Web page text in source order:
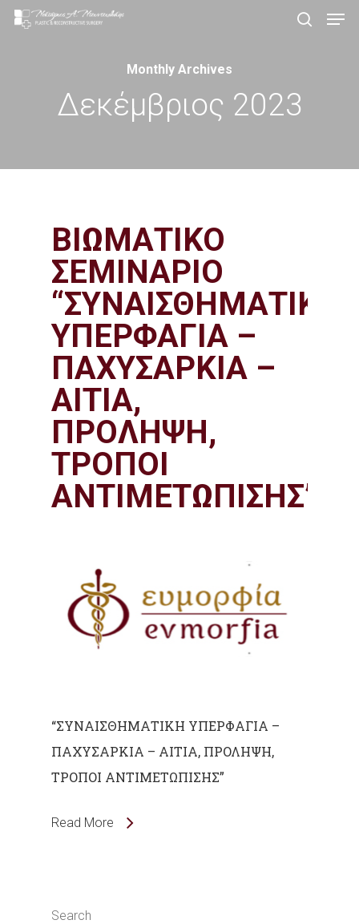
Skip
Monthly Archives
Δεκέμβριος 2023
ΒΙΩΜΑΤΙΚΟ
ΣΕΜΙΝΑΡΙΟ
“ΣΥΝΑΙΣΘΗΜΑΤΙΚΗ
ΥΠΕΡΦΑΓΙΑ –
ΠΑΧΥΣΑΡΚΙΑ –
ΑΙΤΙΑ,
ΠΡΟΛΗΨΗ,
ΤΡΟΠΟΙ
ΑΝΤΙΜΕΤΩΠΙΣΗΣ”
“ΣΥΝΑΙΣΘΗΜΑΤΙΚΗ ΥΠΕΡΦΑΓΙΑ –
ΠΑΧΥΣΑΡΚΙΑ – ΑΙΤΙΑ, ΠΡΟΛΗΨΗ,
ΤΡΟΠΟΙ ΑΝΤΙΜΕΤΩΠΙΣΗΣ”
Read More
Search